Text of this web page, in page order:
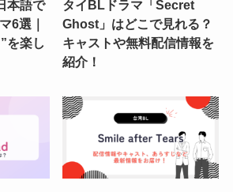
本語で
6選｜
を楽し
タイBLドラマ「Secret
Ghost」はどこで見れる？
キャストや無料配信情報を
紹介！